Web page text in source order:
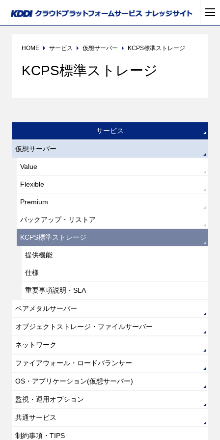
HOME サービス 仮想サーバー KCPS標準ストレージ
KCPS標準ストレージ
サービス
仮想サーバー
Value
Flexible
Premium
バックアップ・リストア
KCPS標準ストレージ
提供機能
仕様
重要事項説明・SLA
ベアメタルサーバー
オブジェクトストレージ・ファイルサーバー
ネットワーク
ファイアウォール・ロードバランサー
OS・アプリケーション(仮想サーバー)
監視・運用オプション
共通サービス
制約事項・TIPS